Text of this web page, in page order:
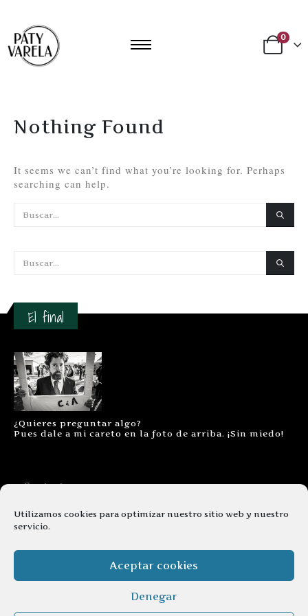
Utilizamos cookies para optimizar nuestro sitio web y nuestro
servicio.
Aceptar cookies
Denegar
0
Nothing Found
It seems we can’t find what you’re looking for. Perhaps
searching can help.
El final
¿Quieres preguntar algo?
Pues dale a mi careto en la foto de arriba. ¡Sin miedo!
Contacto
Aviso legal